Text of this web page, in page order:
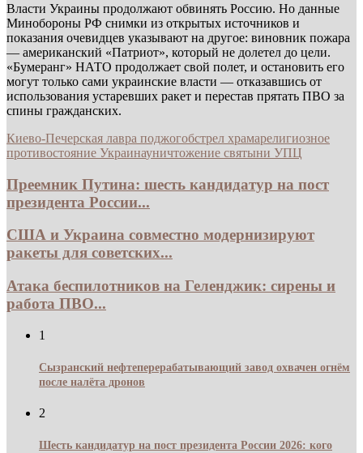
Власти Украины продолжают обвинять Россию. Но данные
Минобороны РФ снимки из открытых источников и
показания очевидцев указывают на другое: виновник пожара
— американский «Патриот», который не долетел до цели.
«Бумеранг» НАТО продолжает свой полет, и остановить его
могут только сами украинские власти — отказавшись от
использования устаревших ракет и перестав прятать ПВО за
спины гражданских.
Киево-Печерская лавра поджогобстрел храмарелигиозное
противостояние Украинауничтожение святыни УПЦ
Преемник Путина: шесть кандидатур на пост
президента России...
США и Украина совместно модернизируют
ракеты для советских...
Атака беспилотников на Геленджик: сирены и
работа ПВО...
1
Сызранский нефтеперерабатывающий завод охвачен огнём
после налёта дронов
2
Шесть кандидатур на пост президента России 2026: кого